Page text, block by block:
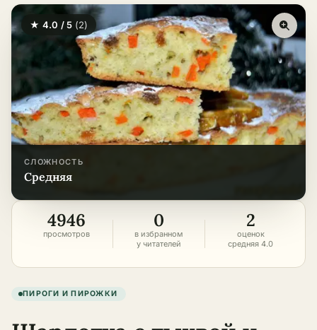
★ 4.0 / 5 (2)
СЛОЖНОСТЬ
средняя
4946
просмотров
0
в избранном
у читателей
2
оценок
средняя 4.0
ПИРОГИ И ПИРОЖКИ